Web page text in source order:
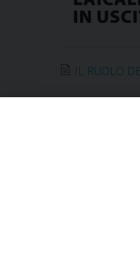
IL RUOLO